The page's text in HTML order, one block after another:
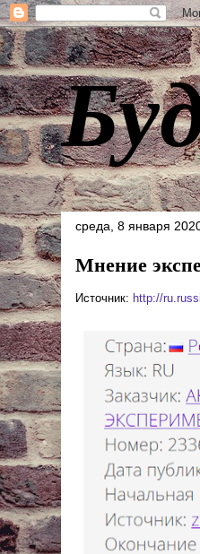
среда, 8 января 2020
Мнение
Источник: http://